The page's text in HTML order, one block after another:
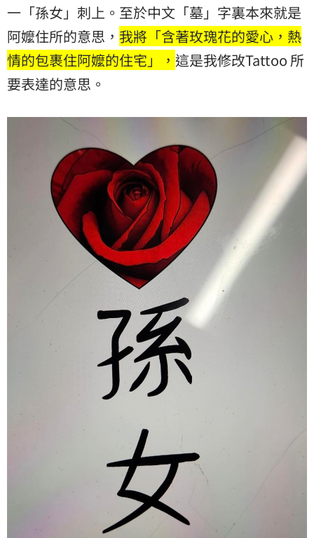
一「孫女」刺上。至於中文「墓」字裏本來就是
阿嬤住所的意思， 我將「含著玫瑰花的愛心，熱
情的包裹住阿嬤的住宅」， 這是我修改Tattoo 所
要表達的意思。